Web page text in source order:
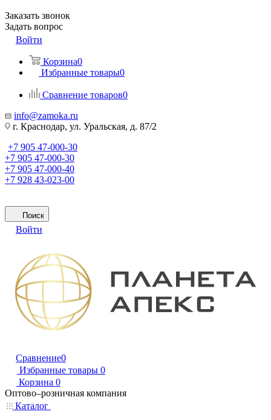
Заказать звонок
Задать вопрос
Войти
Корзина0
Избранные товары0
Сравнение товаров0
info@zamoka.ru
г. Краснодар, ул. Уральская, д. 87/2
+7 905 47-000-30
+7 905 47-000-30
+7 905 47-000-40
+7 928 43-023-00
Поиск
Войти
Сравнение0
Избранные товары 0
Корзина 0
Оптово–розничная компания
Каталог